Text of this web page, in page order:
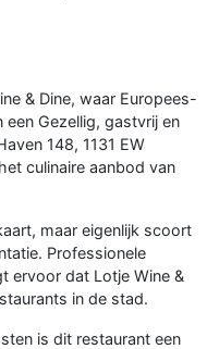
& Dine, waar Europees-
Gezellig, gastvrij en
148, 1131 EW
culinaire aanbod van
maar eigenlijk scoort
Professionele
ervoor dat Lotje Wine &
in de stad.
is dit restaurant een